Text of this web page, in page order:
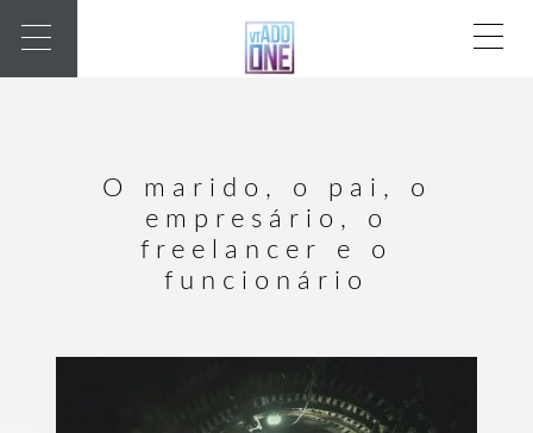
O marido, o pai, o
empresário, o
freelancer e o
funcionário